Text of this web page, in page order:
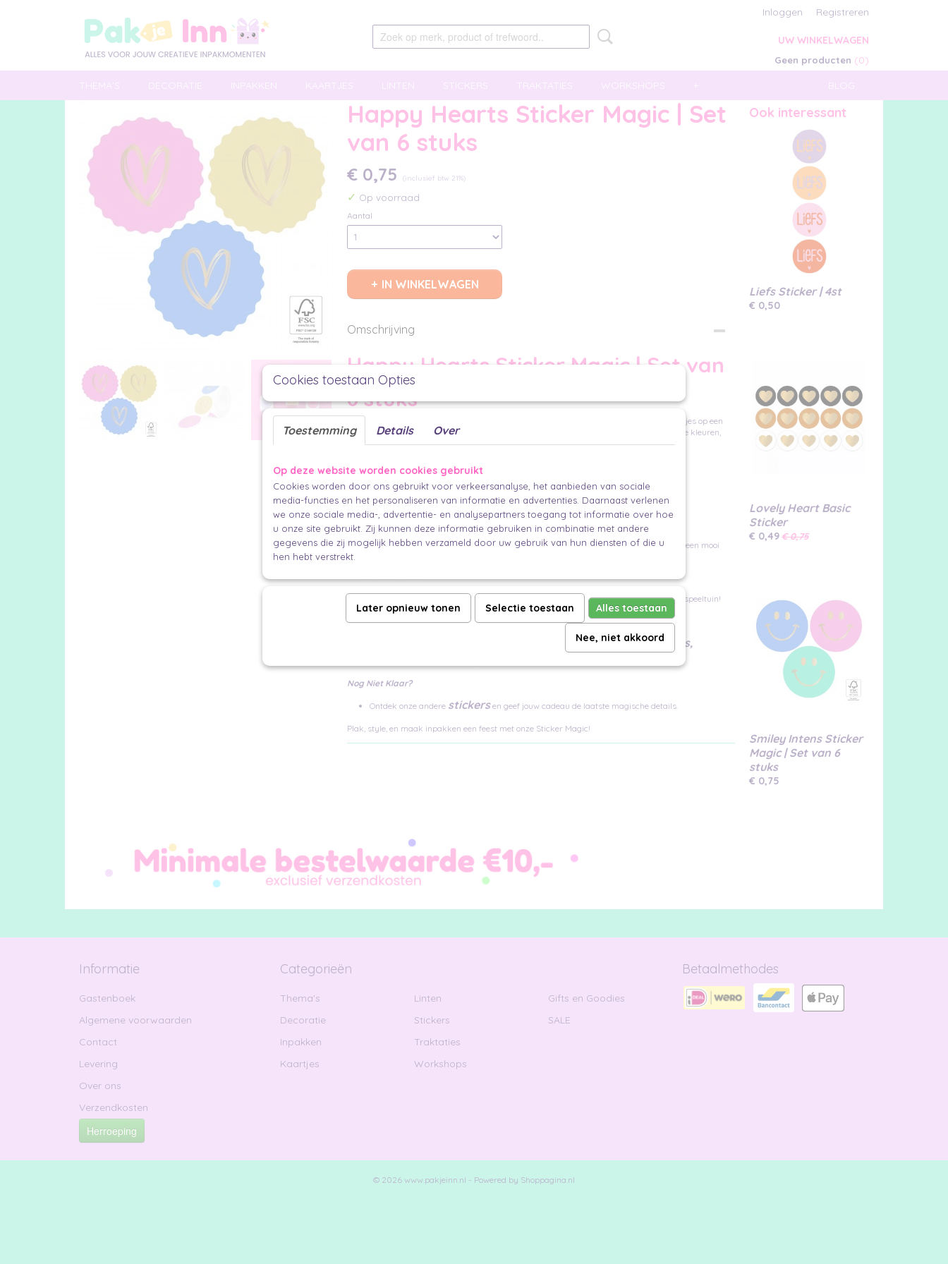
Inloggen Registreren
UW WINKELWAGEN
Geen producten (0)
BLOG
THEMA'S DECORATIE INPAKKEN KAARTJES LINTEN STICKERS TRAKTATIES WORKSHOPS +
Happy Hearts Sticker Magic | Set
van 6 stuks
€ 0,75 (inclusief btw 21%)
✓ Op voorraad
Aantal
IN WINKELWAGEN
Omschrijving
Happy Hearts Sticker Magic | Set van
6 stuks
Plak, creëer, en maak het feest compleet met deze Sticker Magic van vrolijke gouden hartjes op een
roze, blauwe en gele achtergrond! Deze set van 6 stickers/sluitzegels komt in vrolijke, blije kleuren,
waarmee jij een betoverende touch aan jouw geschenken toevoegt.
Aantal: 6 stuks
Afmetingen: 55 mm
Multifunctioneel:
Perfect om zakjes te sluiten, cadeaupapier vast te zetten, linten vast te maken, of gewoon een mooi
plekje op je pakje te geven.
Experimenteer tot je de perfecte combinatie vindt. Deze stickers zijn jouw creatieve speeltuin!
Finishing Touch:
Geef je cadeau de ultieme 'finishing touch' met onze prachtigelinten, touwtjes,
Nog Niet Klaar?
Ontdek onze andere stickersen geef jouw cadeau de laatste magische details.
Plak, style, en maak inpakken een feest met onze Sticker Magic!
Ook interessant
Liefs Sticker | 4st
€ 0,50
Lovely Heart Basic
Sticker
€ 0,49€ 0,75
Smiley Intens Sticker
Magic | Set van 6
stuks
€ 0,75
Informatie
Gastenboek
Algemene voorwaarden
Contact
Levering
Over ons
Verzendkosten
Herroeping
Categorieën
Thema's
Decoratie
Inpakken
Kaartjes
Linten
Stickers
Traktaties
Workshops
Gifts en Goodies
SALE
Betaalmethodes
© 2026 www.pakjeinn.nl - Powered by Shoppagina.nl
Cookies toestaan Opties
Toestemming Details Over
Op deze website worden cookies gebruikt
Cookies worden door ons gebruikt voor verkeersanalyse, het aanbieden van sociale
media-functies en het personaliseren van informatie en advertenties. Daarnaast verlenen
we onze sociale media-, advertentie- en analysepartners toegang tot informatie over hoe
u onze site gebruikt. Zij kunnen deze informatie gebruiken in combinatie met andere
gegevens die zij mogelijk hebben verzameld door uw gebruik van hun diensten of die u
hen hebt verstrekt.
Later opnieuw tonen Selectie toestaan Alles toestaan
Nee, niet akkoord